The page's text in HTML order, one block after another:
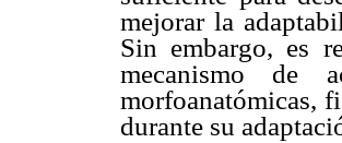
mejorar la
Sin embargo, es
mecanismo de
morfoanatómicas,
durante su